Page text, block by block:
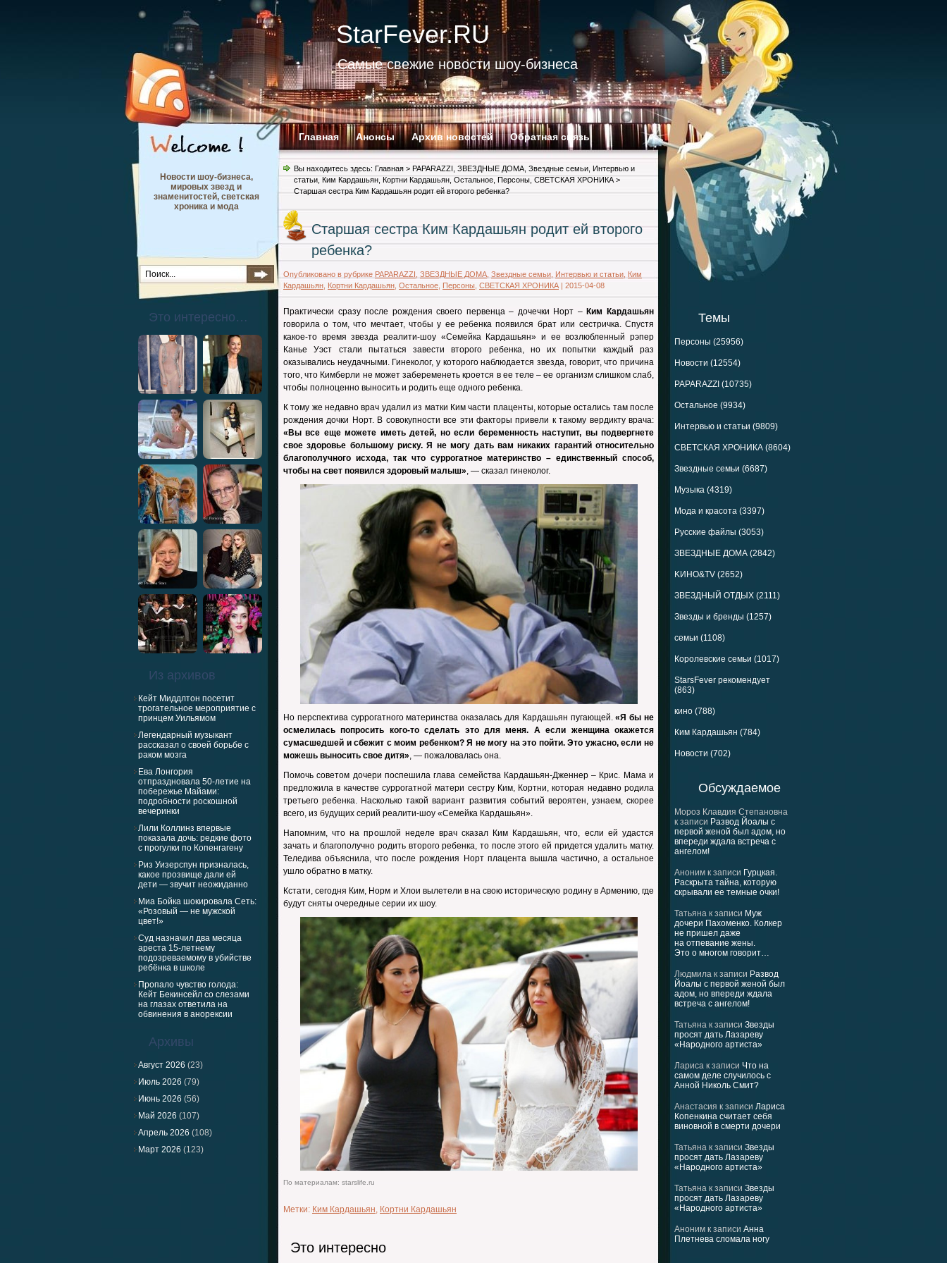
StarFever.RU
Самые свежие новости шоу-бизнеса
Главная Анонсы Архив новостей Обратная связь
Темы
Персоны (25956)
Новости (12554)
PAPARAZZI (10735)
Остальное (9934)
Интервью и статьи (9809)
СВЕТСКАЯ ХРОНИКА (8604)
Звездные семьи (6687)
Музыка (4319)
Мода и красота (3397)
Русские файлы (3053)
ЗВЕЗДНЫЕ ДОМА (2842)
KИНО&TV (2652)
ЗВЕЗДНЫЙ ОТДЫХ (2111)
Звезды и бренды (1257)
семьи (1108)
Королевские семьи (1017)
StarsFever рекомендует
(863)
кино (788)
Ким Кардашьян (784)
Новости (702)
Обсуждаемое
Мороз Клавдия Степановна
к записи Развод Йоалы с
первой женой был адом, но
впереди ждала встреча с
ангелом!
Аноним к записи Гурцкая.
Раскрыта тайна, которую
скрывали ее темные очки!
Татьяна к записи Муж
дочери Пахоменко. Колкер
не пришел даже
на отпевание жены.
Это о многом говорит…
Людмила к записи Развод
Йоалы с первой женой был
адом, но впереди ждала
встреча с ангелом!
Татьяна к записи Звезды
просят дать Лазареву
«Народного артиста»
Лариса к записи Что на
самом деле случилось с
Анной Николь Смит?
Анастасия к записи Лариса
Копенкина считает себя
виновной в смерти дочери
Татьяна к записи Звезды
просят дать Лазареву
«Народного артиста»
Татьяна к записи Звезды
просят дать Лазареву
«Народного артиста»
Аноним к записи Анна
Плетнева сломала ногу
Новости шоу-бизнеса,
мировых звезд и
знаменитостей, светская
хроника и мода
Это интересно…
Из архивов
Кейт Миддлтон посетит
трогательное мероприятие с
принцем Уильямом
Легендарный музыкант
рассказал о своей борьбе с
раком мозга
Ева Лонгория
отпраздновала 50-летие на
побережье Майами:
подробности роскошной
вечеринки
Лили Коллинз впервые
показала дочь: редкие фото
с прогулки по Копенгагену
Риз Уизерспун призналась,
какое прозвище дали ей
дети — звучит неожиданно
Миа Бойка шокировала Сеть:
«Розовый — не мужской
цвет!»
Суд назначил два месяца
ареста 15-летнему
подозреваемому в убийстве
ребёнка в школе
Пропало чувство голода:
Кейт Бекинсейл со слезами
на глазах ответила на
обвинения в анорексии
Архивы
Август 2026 (23)
Июль 2026 (79)
Июнь 2026 (56)
Май 2026 (107)
Апрель 2026 (108)
Март 2026 (123)
Вы находитесь здесь: Главная > PAPARAZZI ЗВЕЗДНЫЕ ДОМА Звездные семьи Интервью и
статьи Ким Кардашьян Кортни Кардашьян Остальное Персоны СВЕТСКАЯ ХРОНИКА >
Старшая сестра Ким Кардашьян родит ей второго ребенка?
Старшая сестра Ким Кардашьян родит ей второго
ребенка?
Опубликовано в рубрике PAPARAZZI ЗВЕЗДНЫЕ ДОМА Звездные семьи Интервью и статьи Ким
Кардашьян Кортни Кардашьян Остальное Персоны СВЕТСКАЯ ХРОНИКА | 2015-04-08
Практически сразу после рождения своего первенца – дочечки Норт – Ким Кардашьян
говорила о том, что мечтает, чтобы у ее ребенка появился брат или сестричка. Спустя
какое-то время звезда реалити-шоу «Семейка Кардашьян» и ее возлюбленный рэпер
Канье Уэст стали пытаться завести второго ребенка, но их попытки каждый раз
оказывались неудачными. Гинеколог, у которого наблюдается звезда, говорит, что причина
того, что Кимберли не может забеременеть кроется в ее теле – ее организм слишком слаб,
чтобы полноценно выносить и родить еще одного ребенка.
К тому же недавно врач удалил из матки Ким части плаценты, которые остались там после
рождения дочки Норт. В совокупности все эти факторы привели к такому вердикту врача:
«Вы все еще можете иметь детей, но если беременность наступит, вы подвергнете
свое здоровье большому риску. Я не могу дать вам никаких гарантий относительно
благополучного исхода, так что суррогатное материнство – единственный способ,
чтобы на свет появился здоровый малыш», — сказал гинеколог.
Но перспектива суррогатного материнства оказалась для Кардашьян пугающей.«Я бы не
осмелилась попросить кого-то сделать это для меня. А если женщина окажется
сумасшедшей и сбежит с моим ребенком? Я не могу на это пойти. Это ужасно, если не
можешь выносить свое дитя», — пожаловалась она.
Помочь советом дочери поспешила глава семейства Кардашьян-Дженнер – Крис. Мама и
предложила в качестве суррогатной матери сестру Ким, Кортни, которая недавно родила
третьего ребенка. Насколько такой вариант развития событий вероятен, узнаем, скорее
всего, из будущих серий реалити-шоу «Семейка Кардашьян».
Напомним, что на прошлой неделе врач сказал Ким Кардашьян, что, если ей удастся
зачать и благополучно родить второго ребенка, то после этого ей придется удалить матку.
Теледива объяснила, что после рождения Норт плацента вышла частично, а остальное
ушло обратно в матку.
Кстати, сегодня Ким, Норм и Хлои вылетели в на свою историческую родину в Армению, где
будут сняты очередные серии их шоу.
По материалам: starslife.ru
Метки: Ким Кардашьян, Кортни Кардашьян
Это интересно